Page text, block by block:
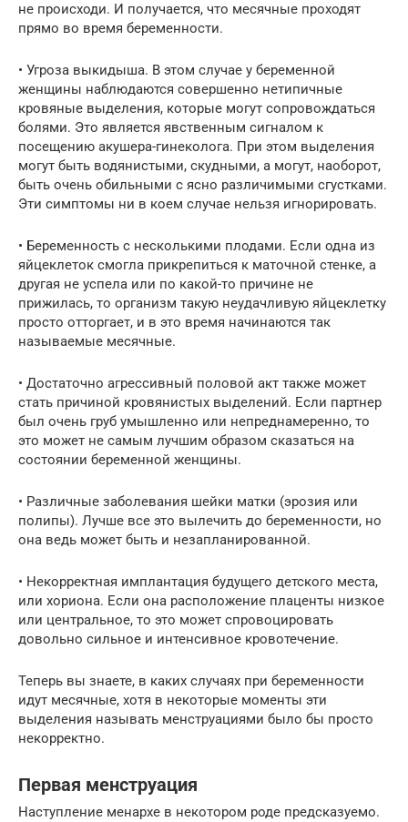
не происходи. И получается, что месячные проходят
прямо во время беременности.
• Угроза выкидыша. В этом случае у беременной
женщины наблюдаются совершенно нетипичные
кровяные выделения, которые могут сопровождаться
болями. Это является явственным сигналом к
посещению акушера-гинеколога. При этом выделения
могут быть водянистыми, скудными, а могут, наоборот,
быть очень обильными с ясно различимыми сгустками.
Эти симптомы ни в коем случае нельзя игнорировать.
• Беременность с несколькими плодами. Если одна из
яйцеклеток смогла прикрепиться к маточной стенке, а
другая не успела или по какой-то причине не
прижилась, то организм такую неудачливую яйцеклетку
просто отторгает, и в это время начинаются так
называемые месячные.
• Достаточно агрессивный половой акт также может
стать причиной кровянистых выделений. Если партнер
был очень груб умышленно или непреднамеренно, то
это может не самым лучшим образом сказаться на
состоянии беременной женщины.
• Различные заболевания шейки матки (эрозия или
полипы). Лучше все это вылечить до беременности, но
она ведь может быть и незапланированной.
• Некорректная имплантация будущего детского места,
или хориона. Если она расположение плаценты низкое
или центральное, то это может спровоцировать
довольно сильное и интенсивное кровотечение.
Теперь вы знаете, в каких случаях при беременности
идут месячные, хотя в некоторые моменты эти
выделения называть менструациями было бы просто
некорректно.
Первая менструация
Наступление менархе в некотором роде предсказуемо.